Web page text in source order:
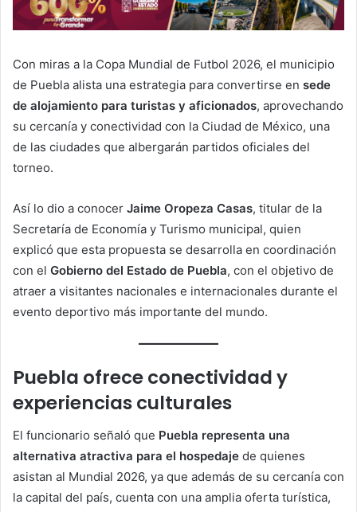
Con miras a la Copa Mundial de Futbol 2026, el municipio
de Puebla alista una estrategia para convertirse en sede
de alojamiento para turistas y aficionados, aprovechando
su cercanía y conectividad con la Ciudad de México, una
de las ciudades que albergarán partidos oficiales del
torneo.
Así lo dio a conocer Jaime Oropeza Casas, titular de la
Secretaría de Economía y Turismo municipal, quien
explicó que esta propuesta se desarrolla en coordinación
con el Gobierno del Estado de Puebla, con el objetivo de
atraer a visitantes nacionales e internacionales durante el
evento deportivo más importante del mundo.
Puebla ofrece conectividad y
experiencias culturales
El funcionario señaló que Puebla representa una
alternativa atractiva para el hospedaje de quienes
asistan al Mundial 2026, ya que además de su cercanía con
la capital del país, cuenta con una amplia oferta turística,